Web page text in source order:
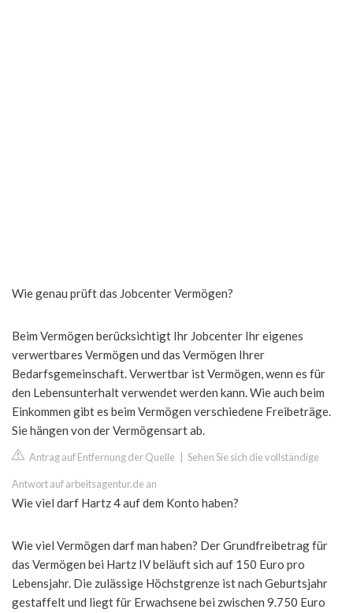
Wie genau prüft das Jobcenter Vermögen?
Beim Vermögen berücksichtigt Ihr Jobcenter Ihr eigenes
verwertbares Vermögen und das Vermögen Ihrer
Bedarfsgemeinschaft. Verwertbar ist Vermögen, wenn es für
den Lebensunterhalt verwendet werden kann. Wie auch beim
Einkommen gibt es beim Vermögen verschiedene Freibeträge.
Sie hängen von der Vermögensart ab.
Antrag auf Entfernung der Quelle Sehen Sie sich die vollständige
Antwort auf arbeitsagentur.de an
Wie viel darf Hartz 4 auf dem Konto haben?
Wie viel Vermögen darf man haben? Der Grundfreibetrag für
das Vermögen bei Hartz IV beläuft sich auf 150 Euro pro
Lebensjahr. Die zulässige Höchstgrenze ist nach Geburtsjahr
gestaffelt und liegt für Erwachsene bei zwischen 9.750 Euro